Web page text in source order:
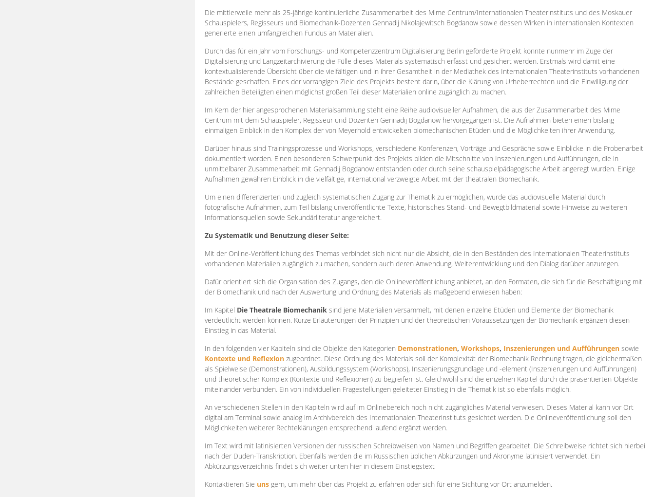
Die mittlerweile mehr als 25-jährige kontinuierliche Zusammenarbeit des Mime Centrum/Internationalen Theaterinstituts und des Moskauer
Schauspielers, Regisseurs und Biomechanik-Dozenten Gennadij Nikolajewitsch Bogdanow sowie dessen Wirken in internationalen Kontexten
generierte einen umfangreichen Fundus an Materialien.
Durch das für ein Jahr vom Forschungs- und Kompetenzzentrum Digitalisierung Berlin geförderte Projekt konnte nunmehr im Zuge der
Digitalisierung und Langzeitarchivierung die Fülle dieses Materials systematisch erfasst und gesichert werden. Erstmals wird damit eine
kontextualisierende Übersicht über die vielfältigen und in ihrer Gesamtheit in der Mediathek des Internationalen Theaterinstituts vorhandenen
Bestände geschaffen. Eines der vorrangigen Ziele des Projekts besteht darin, über die Klärung von Urheberrechten und die Einwilligung der
zahlreichen Beteiligten einen möglichst großen Teil dieser Materialien online zugänglich zu machen.
Im Kern der hier angesprochenen Materialsammlung steht eine Reihe audiovisueller Aufnahmen, die aus der Zusammenarbeit des Mime
Centrum mit dem Schauspieler, Regisseur und Dozenten Gennadij Bogdanow hervorgegangen ist. Die Aufnahmen bieten einen bislang
einmaligen Einblick in den Komplex der von Meyerhold entwickelten biomechanischen Etüden und die Möglichkeiten ihrer Anwendung.
Darüber hinaus sind Trainingsprozesse und Workshops, verschiedene Konferenzen, Vorträge und Gespräche sowie Einblicke in die Probenarbeit
dokumentiert worden. Einen besonderen Schwerpunkt des Projekts bilden die Mitschnitte von Inszenierungen und Aufführungen, die in
unmittelbarer Zusammenarbeit mit Gennadij Bogdanow entstanden oder durch seine schauspielpädagogische Arbeit angeregt wurden. Einige
Aufnahmen gewähren Einblick in die vielfältige, international verzweigte Arbeit mit der theatralen Biomechanik.
Um einen differenzierten und zugleich systematischen Zugang zur Thematik zu ermöglichen, wurde das audiovisuelle Material durch
fotografische Aufnahmen, zum Teil bislang unveröffentlichte Texte, historisches Stand- und Bewegtbildmaterial sowie Hinweise zu weiteren
Informationsquellen sowie Sekundärliteratur angereichert.
Zu Systematik und Benutzung dieser Seite:
Mit der Online-Veröffentlichung des Themas verbindet sich nicht nur die Absicht, die in den Beständen des Internationalen Theaterinstituts
vorhandenen Materialien zugänglich zu machen, sondern auch deren Anwendung, Weiterentwicklung und den Dialog darüber anzuregen.
Dafür orientiert sich die Organisation des Zugangs, den die Onlineveröffentlichung anbietet, an den Formaten, die sich für die Beschäftigung mit
der Biomechanik und nach der Auswertung und Ordnung des Materials als maßgebend erwiesen haben:
Im Kapitel Die Theatrale Biomechanik sind jene Materialien versammelt, mit denen einzelne Etüden und Elemente der Biomechanik
verdeutlicht werden können. Kurze Erläuterungen der Prinzipien und der theoretischen Voraussetzungen der Biomechanik ergänzen diesen
Einstieg in das Material.
In den folgenden vier Kapiteln sind die Objekte den Kategorien Demonstrationen, Workshops, Inszenierungen und Aufführungen sowie
Kontexte und Reflexion zugeordnet. Diese Ordnung des Materials soll der Komplexität der Biomechanik Rechnung tragen, die gleichermaßen
als Spielweise (Demonstrationen), Ausbildungssystem (Workshops), Inszenierungsgrundlage und -element (Inszenierungen und Aufführungen)
und theoretischer Komplex (Kontexte und Reflexionen) zu begreifen ist. Gleichwohl sind die einzelnen Kapitel durch die präsentierten Objekte
miteinander verbunden. Ein von individuellen Fragestellungen geleiteter Einstieg in die Thematik ist so ebenfalls möglich.
An verschiedenen Stellen in den Kapiteln wird auf im Onlinebereich noch nicht zugängliches Material verwiesen. Dieses Material kann vor Ort
digital am Terminal sowie analog im Archivbereich des Internationalen Theaterinstituts gesichtet werden. Die Onlineveröffentlichung soll den
Möglichkeiten weiterer Rechteklärungen entsprechend laufend ergänzt werden.
Im Text wird mit latinisierten Versionen der russischen Schreibweisen von Namen und Begriffen gearbeitet. Die Schreibweise richtet sich hierbei
nach der Duden-Transkription. Ebenfalls werden die im Russischen üblichen Abkürzungen und Akronyme latinisiert verwendet. Ein
Abkürzungsverzeichnis findet sich weiter unten hier in diesem Einstiegstext
Kontaktieren Sie uns gern, um mehr über das Projekt zu erfahren oder sich für eine Sichtung vor Ort anzumelden.